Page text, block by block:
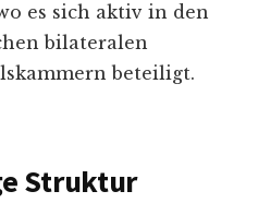
es sich aktiv in den
bilateralen
beteiligt.
Struktur